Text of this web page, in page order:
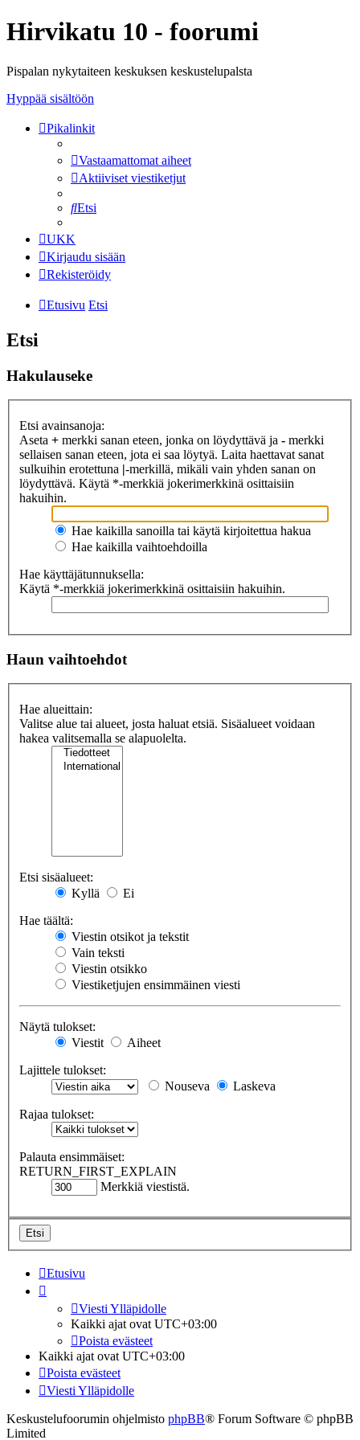
Hirvikatu 10 - foorumi
Pispalan nykytaiteen keskuksen keskustelupalsta
Hyppää sisältöön
Pikalinkit
Vastaamattomat aiheet
Aktiiviset viestiketjut
Etsi
UKK
Kirjaudu sisään
Rekisteröidy
Etusivu Etsi
Etsi
Hakulauseke
Etsi avainsanoja:
Aseta + merkki sanan eteen, jonka on löydyttävä ja - merkki
sellaisen sanan eteen, jota ei saa löytyä. Laita haettavat sanat
sulkuihin erotettuna |-merkillä, mikäli vain yhden sanan on
löydyttävä. Käytä *-merkkiä jokerimerkkinä osittaisiin
hakuihin.
Hae kaikilla sanoilla tai käytä kirjoitettua hakua
Hae kaikilla vaihtoehdoilla
Hae käyttäjätunnuksella:
Käytä *-merkkiä jokerimerkkinä osittaisiin hakuihin.
Haun vaihtoehdot
Hae alueittain:
Valitse alue tai alueet, josta haluat etsiä. Sisäalueet voidaan
hakea valitsemalla se alapuolelta.
Etsi sisäalueet:
Kyllä
Ei
Hae täältä:
Viestin otsikot ja tekstit
Vain teksti
Viestin otsikko
Viestiketjujen ensimmäinen viesti
Näytä tulokset:
Viestit
Aiheet
Lajittele tulokset:
Nouseva
Laskeva
Rajaa tulokset:
Palauta ensimmäiset:
RETURN_FIRST_EXPLAIN
Merkkiä viestistä.
Etusivu
Viesti Ylläpidolle
Kaikki ajat ovat UTC+03:00
Poista evästeet
Kaikki ajat ovat UTC+03:00
Poista evästeet
Viesti Ylläpidolle
Keskustelufoorumin ohjelmisto phpBB® Forum Software © phpBB
Limited